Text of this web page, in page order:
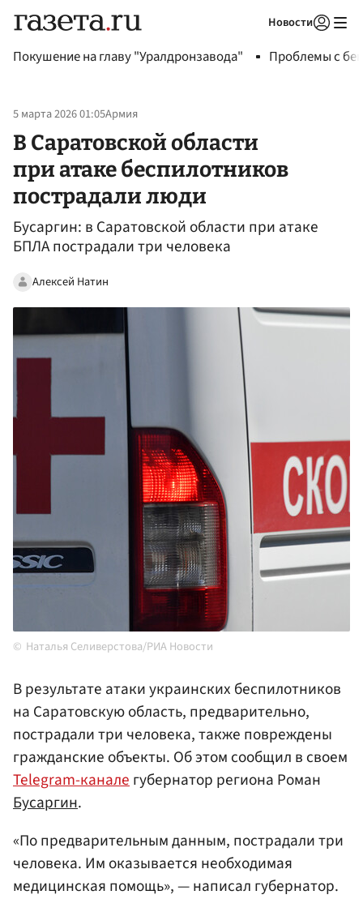
Новости
Покушение на главу "Уралдронзавода" Проблемы с
5 марта 2026 01:05Армия
В Саратовской области
при атаке беспилотников
пострадали люди
Бусаргин: в Саратовской области при атаке
БПЛА пострадали три человека
Алексей Натин
Наталья Селиверстова/РИА Новости
В результате атаки украинских беспилотников
на Саратовскую область, предварительно,
пострадали три человека, также повреждены
гражданские объекты. Об этом сообщил в своем
Telegram-каналегубернатор региона Роман
Бусаргин.
«По предварительным данным, пострадали три
человека. Им оказывается необходимая
медицинская помощь», — написал губернатор.